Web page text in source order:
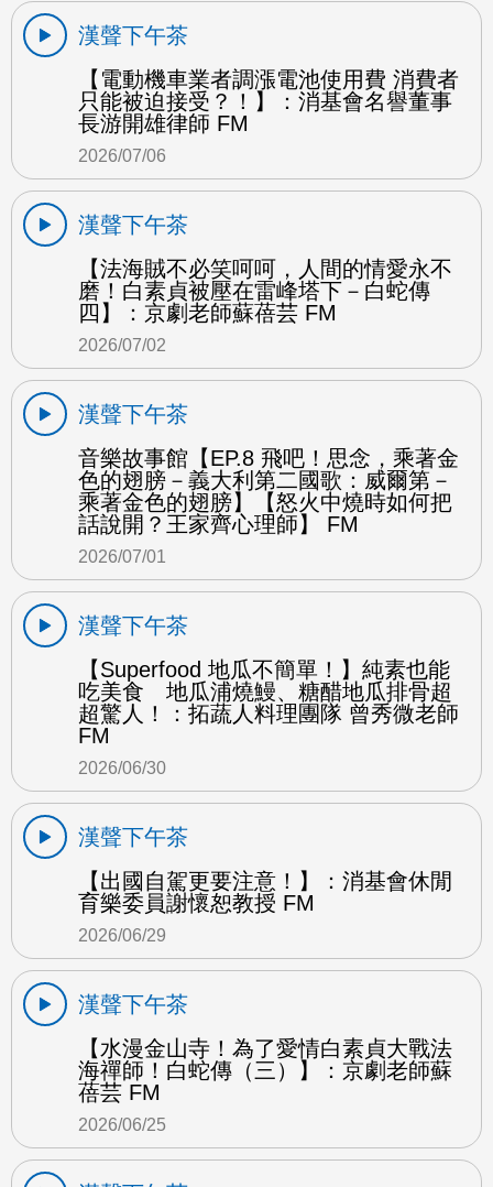
漢聲下午茶
【電動機車業者調漲電池使用費 消費者
只能被迫接受？！】：消基會名譽董事
長游開雄律師 FM
2026/07/06
漢聲下午茶
【法海賊不必笑呵呵，人間的情愛永不
磨！白素貞被壓在雷峰塔下－白蛇傳
四】：京劇老師蘇蓓芸 FM
2026/07/02
漢聲下午茶
音樂故事館【EP.8 飛吧！思念，乘著金
色的翅膀－義大利第二國歌：威爾第－
乘著金色的翅膀】【怒火中燒時如何把
話說開？王家齊心理師】 FM
2026/07/01
漢聲下午茶
【Superfood 地瓜不簡單！】純素也能
吃美食 地瓜浦燒鰻、糖醋地瓜排骨超
超驚人！：拓蔬人料理團隊 曾秀微老師
FM
2026/06/30
漢聲下午茶
【出國自駕更要注意！】：消基會休閒
育樂委員謝懷恕教授 FM
2026/06/29
漢聲下午茶
【水漫金山寺！為了愛情白素貞大戰法
海禪師！白蛇傳（三）】：京劇老師蘇
蓓芸 FM
2026/06/25